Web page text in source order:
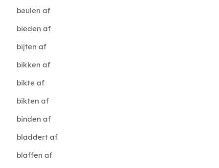
beulen af
bieden af
bijten af
bikken af
bikte af
bikten af
binden af
bladdert af
blaffen af